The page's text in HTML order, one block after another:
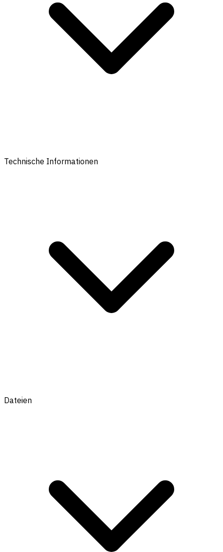
Technische Informationen
Dateien